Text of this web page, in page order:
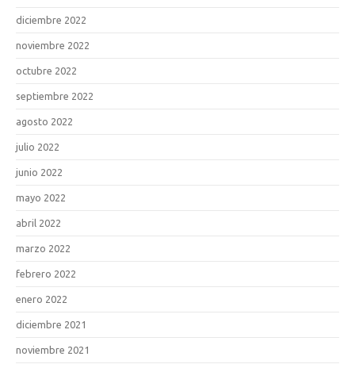
diciembre 2022
noviembre 2022
octubre 2022
septiembre 2022
agosto 2022
julio 2022
junio 2022
mayo 2022
abril 2022
marzo 2022
febrero 2022
enero 2022
diciembre 2021
noviembre 2021